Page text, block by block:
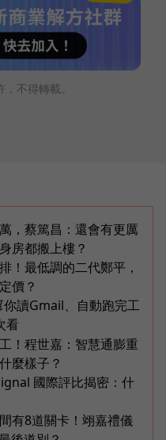
不得轉載。
，蔡篤昌：還會有更厲
房都搬上樓？
！最低調的二代鄭平，
價？
讀Gmail、自動跑完工
看
！程世嘉：智慧通膨重
麼樣子？
國際評比揭密：什
有8道關卡！翊嘉禮儀